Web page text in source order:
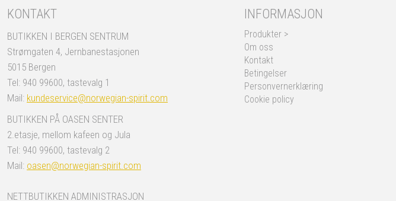
KONTAKT
BUTIKKEN I BERGEN SENTRUM
Strømgaten 4, Jernbanestasjonen
5015 Bergen
Tel: 940 99600, tastevalg 1
Mail: kundeservice@norwegian-spirit.com
BUTIKKEN PÅ OASEN SENTER
2.etasje, mellom kafeen og Jula
Tel: 940 99600, tastevalg 2
Mail: oasen@norwegian-spirit.com
NETTBUTIKKEN ADMINISTRASJON
INFORMASJON
Produkter >
Om oss
Kontakt
Betingelser
Personvernerklæring
Cookie policy